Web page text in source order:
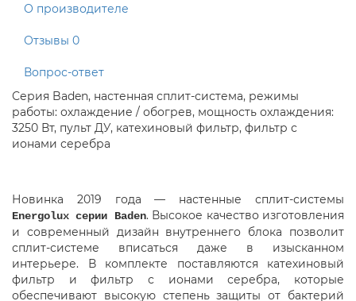
О производителе
Отзывы 0
Вопрос-ответ
Серия Baden, настенная сплит-система, режимы
работы: охлаждение / обогрев, мощность охлаждения:
3250 Вт, пульт ДУ, катехиновый фильтр, фильтр с
ионами серебра
Новинка 2019 года — настенные сплит-системы
Energolux серии Baden. Высокое качество изготовления
и современный дизайн внутреннего блока позволит
сплит-системе вписаться даже в изысканном
интерьере. В комплекте поставляются катехиновый
фильтр и фильтр с ионами серебра,
которые
обеспечивают высокую степень защиты от бактерий